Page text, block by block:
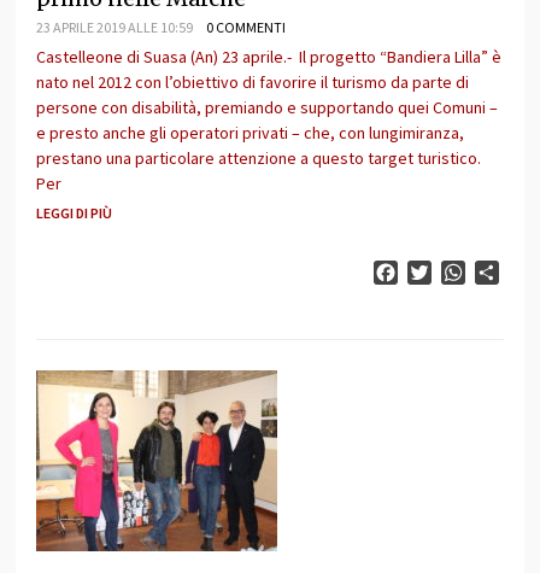
23 APRILE 2019 ALLE 10:59 0 COMMENTI
Castelleone di Suasa (An) 23 aprile.- Il progetto “Bandiera Lilla” è
nato nel 2012 con l’obiettivo di favorire il turismo da parte di
persone con disabilità, premiando e supportando quei Comuni –
e presto anche gli operatori privati – che, con lungimiranza,
prestano una particolare attenzione a questo target turistico.
Per
LEGGI DI PIÙ
FacebookTwitter